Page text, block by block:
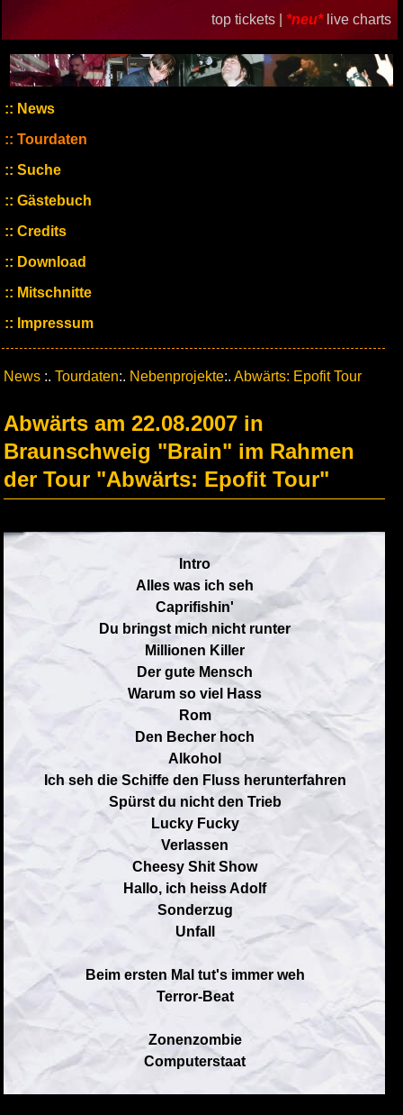
top tickets | *neu* live charts
News
Tourdaten
Suche
Gästebuch
Credits
Download
Mitschnitte
Impressum
News :. Tourdaten:. Nebenprojekte:. Abwärts: Epofit Tour
Abwärts am 22.08.2007 in
Braunschweig "Brain" im Rahmen
der Tour "Abwärts: Epofit Tour"
Intro
Alles was ich seh
Caprifishin'
Du bringst mich nicht runter
Millionen Killer
Der gute Mensch
Warum so viel Hass
Rom
Den Becher hoch
Alkohol
Ich seh die Schiffe den Fluss herunterfahren
Spürst du nicht den Trieb
Lucky Fucky
Verlassen
Cheesy Shit Show
Hallo, ich heiss Adolf
Sonderzug
Unfall
Beim ersten Mal tut's immer weh
Terror-Beat
Zonenzombie
Computerstaat